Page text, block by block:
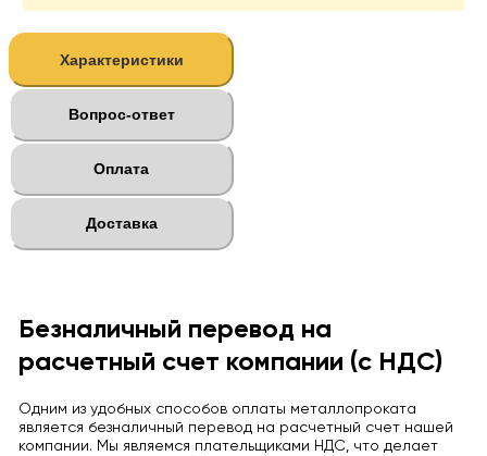
Характеристики
Вопрос-ответ
Оплата
Доставка
Безналичный перевод на
расчетный счет компании (с НДС)
Одним из удобных способов оплаты металлопроката
является безналичный перевод на расчетный счет нашей
компании. Мы являемся плательщиками НДС, что делает